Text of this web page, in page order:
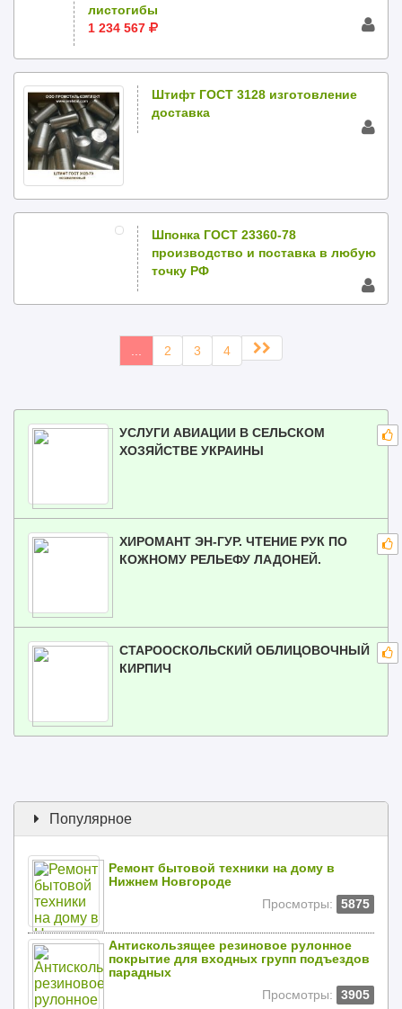
листогибы
1 234 567
Штифт ГОСТ 3128 изготовление
доставка
Шпонка ГОСТ 23360-78
производство и поставка в любую
точку РФ
2 3 4
УСЛУГИ АВИАЦИИ В СЕЛЬСКОМ
ХОЗЯЙСТВЕ УКРАИНЫ
ХИРОМАНТ ЭН-ГУР. ЧТЕНИЕ РУК ПО
КОЖНОМУ РЕЛЬЕФУ ЛАДОНЕЙ.
СТАРООСКОЛЬСКИЙ ОБЛИЦОВОЧНЫЙ
КИРПИЧ
Популярное
Ремонт бытовой техники на дому в
Нижнем Новгороде
Просмотры:
5875
Антискользящее резиновое рулонное
покрытие для входных групп подъездов
парадных
Просмотры:
3905